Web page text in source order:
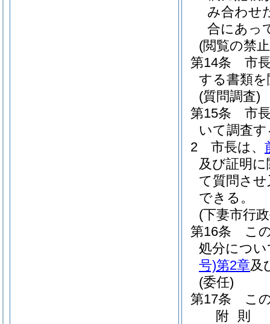
み合わせ
合にあっ
(閲覧の禁
第14条
市
する書類
(質問調査)
第15条
市
いて調査
2
市長は、
及び証明
て質問さ
できる。
(下妻市行
第16条
こ
処分につ
号)第2章及
(委任)
第17条
こ
附 則